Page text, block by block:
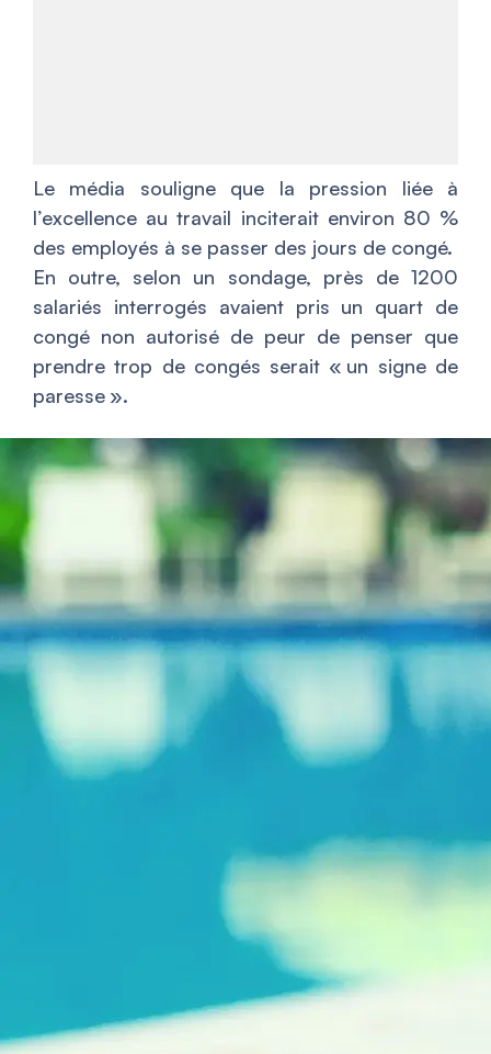
Le média souligne que la pression liée à
l’excellence au travail inciterait environ 80 %
des employés à se passer des jours de congé.
En outre, selon un sondage, près de 1200
salariés interrogés avaient pris un quart de
congé non autorisé de peur de penser que
prendre trop de congés serait « un signe de
paresse ».